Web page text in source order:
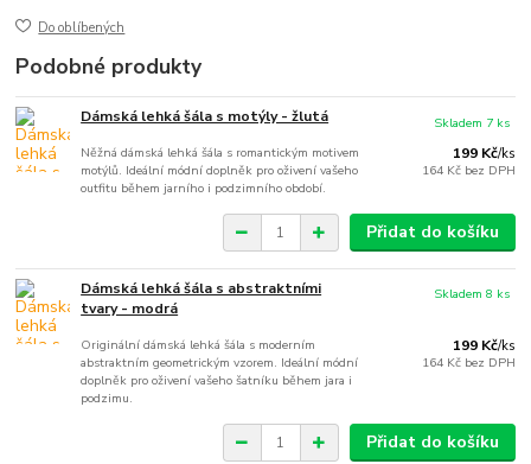
Do oblíbených
Podobné produkty
Dámská lehká šála s motýly - žlutá
Něžná dámská lehká šála s romantickým motivem
motýlů. Ideální módní doplněk pro oživení vašeho
outfitu během jarního i podzimního období.
199 Kč/ks
164 Kč bez DPH
Skladem 7 ks
Přidat do košíku
Dámská lehká šála s abstraktními
tvary - modrá
Originální dámská lehká šála s moderním
abstraktním geometrickým vzorem. Ideální módní
doplněk pro oživení vašeho šatníku během jara i
podzimu.
199 Kč/ks
164 Kč bez DPH
Skladem 8 ks
Přidat do košíku